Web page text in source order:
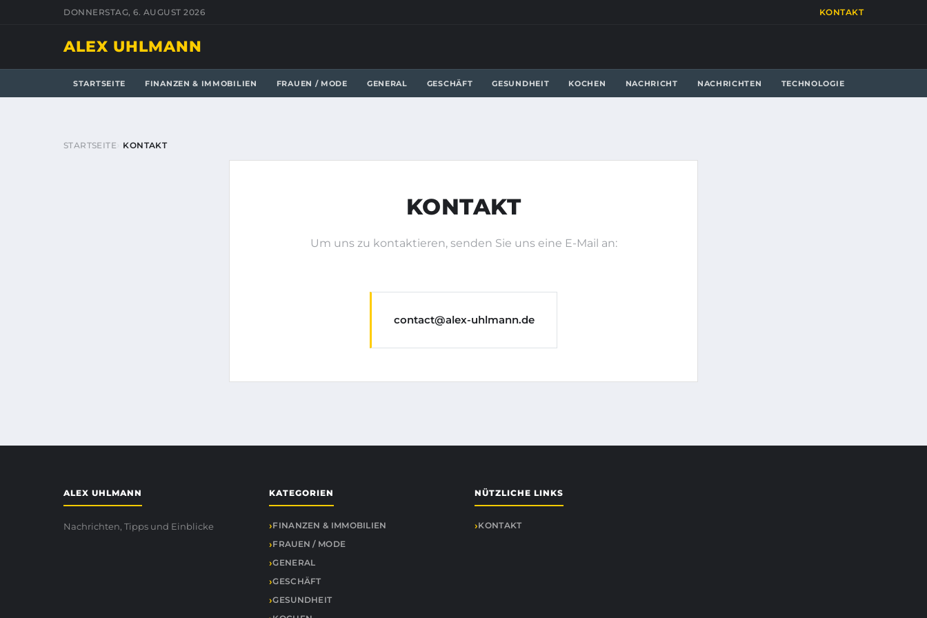
DONNERSTAG, 6. AUGUST 2026 KONTAKT
ALEX UHLMANN
STARTSEITE FINANZEN & IMMOBILIEN FRAUEN / MODE GENERAL GESCHÄFT GESUNDHEIT KOCHEN NACHRICHT NACHRICHTEN TECHNOLOGIE
STARTSEITE KONTAKT
KONTAKT
Um uns zu kontaktieren, senden Sie uns eine E-Mail an:
contact@alex-uhlmann.de
ALEX UHLMANN
Nachrichten, Tipps und Einblicke
KATEGORIEN
FINANZEN & IMMOBILIEN
FRAUEN / MODE
GENERAL
GESCHÄFT
GESUNDHEIT
NÜTZLICHE LINKS
KONTAKT